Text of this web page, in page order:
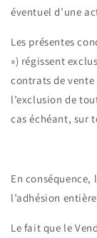
éventuel d’une
Les présentes
») régissent
contrats de vente
l’exclusion de
cas échéant, sur
En
l’adhésion
Le fait que le